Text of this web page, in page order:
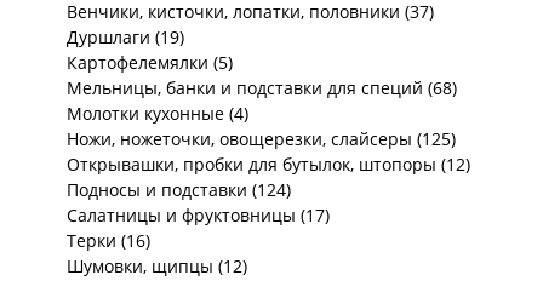
Венчики, кисточки, лопатки, половники (37)
Дуршлаги (19)
Картофелемялки (5)
Мельницы, банки и подставки для специй (68)
Молотки кухонные (4)
Ножи, ножеточки, овощерезки, слайсеры (125)
Открывашки, пробки для бутылок, штопоры (12)
Подносы и подставки (124)
Салатницы и фруктовницы (17)
Терки (16)
Шумовки, щипцы (12)